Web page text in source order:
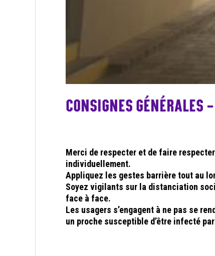
CONSIGNES
Merci de respecter et de faire
individuellement.
Appliquez les gestes barrière tout au
Soyez vigilants sur la distanciation
face à face.
Les usagers s’engagent à ne pas se
un proche susceptible d’être infecté